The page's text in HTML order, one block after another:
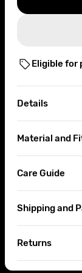
Details
Material and
Care Guide
Shipping and
Returns
unavailable
Eligible for